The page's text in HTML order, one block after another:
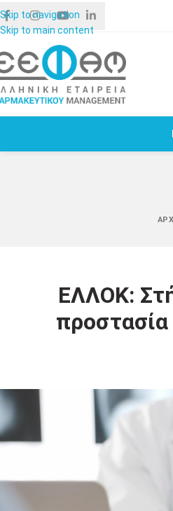
Skip to navigation
Skip to main content
ΕΛΛΟΚ: